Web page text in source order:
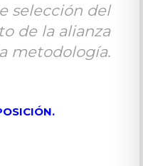
selección del
de la alianza
metodología.